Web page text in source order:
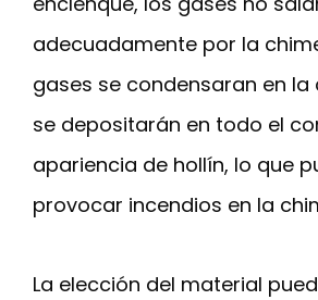
adecuadamente por la
gases se condensaran en la
se depositarán en todo el
apariencia de hollín, lo que
provocar incendios en la
La elección del material